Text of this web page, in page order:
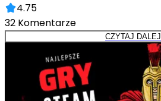
4.75
32 Komentarze
CZYTAJ DALEJ